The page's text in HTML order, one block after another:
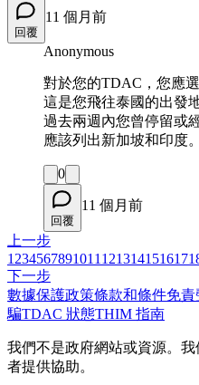
回覆
11 個月前
Anonymous
對於您的TDAC，您應
這是您飛往泰國的出發
過去兩週內您曾停留或
應該列出新加坡和印度。
0
回覆
11 個月前
上一步
1 234567891011 121314151617
下一步
數據保護政策條款和條件免責
騙TDAC 狀態THIM 指南
我們不是政府網站或資源。
者提供協助。